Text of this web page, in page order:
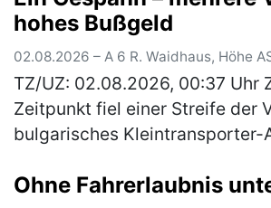
hohes Bußgeld
02.08.2026 – A 6 R. Waidhaus, Höhe
TZ/UZ: 02.08.2026, 00:37 Uhr
Zeitpunkt fiel einer Streife der
bulgarisches Kleintransporter-
war. Bei einer anschließenden
Ohne Fahrerlaubnis